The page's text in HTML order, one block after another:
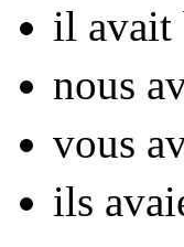
il avait
nous
vous
ils